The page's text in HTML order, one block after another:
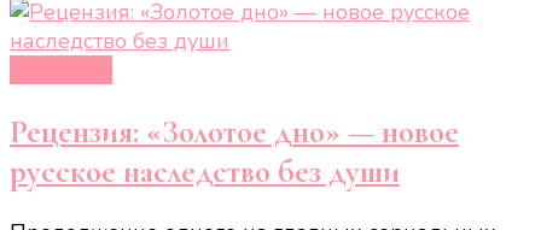
Рецензия: «Золотое дно» — новое
русское наследство без души